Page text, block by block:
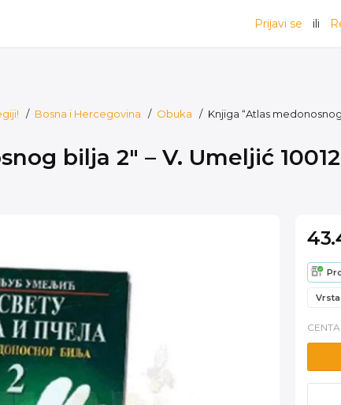
ili
Prijavi se
/ Bosna i Hercegovina / Obuka / Knjiga “Atlas medonosnog
bilja 2″ – V. Umeljić